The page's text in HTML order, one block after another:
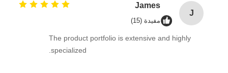
J
James
مفيدة (15)
The product portfolio is extensive and highly
specialized.